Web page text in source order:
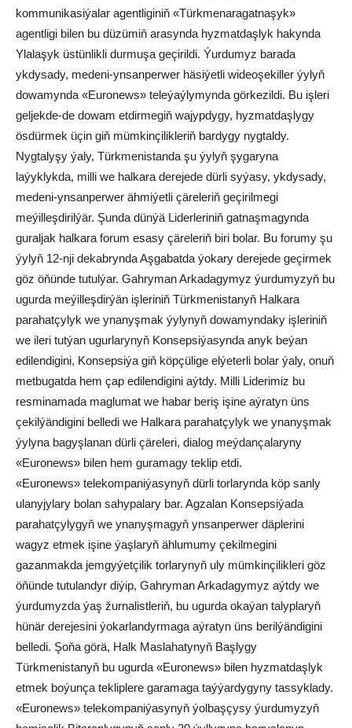
kommunikasiýalar agentliginiň «Türkmenaragatnaşyk»
agentligi bilen bu düzümiň arasynda hyzmatdaşlyk hakynda
Ylalaşyk üstünlikli durmuşa geçirildi. Ýurdumyz barada
ykdysady, medeni-ynsanperwer häsiýetli wideoşekiller ýylyň
dowamynda «Euronews» teleýaýlymynda görkezildi. Bu işleri
geljekde-de dowam etdirmegiň wajypdygy, hyzmatdaşlygy
ösdürmek üçin giň mümkinçilikleriň bardygy nygtaldy.
Nygtalyşy ýaly, Türkmenistanda şu ýylyň şygaryna
laýyklykda, milli we halkara derejede dürli syýasy, ykdysady,
medeni-ynsanperwer ähmiýetli çäreleriň geçirilmegi
meýilleşdirilýär. Şunda dünýä Liderleriniň gatnaşmagynda
guraljak halkara forum esasy çäreleriň biri bolar. Bu forumy şu
ýylyň 12-nji dekabrynda Aşgabatda ýokary derejede geçirmek
göz öňünde tutulýar. Gahryman Arkadagymyz ýurdumyzyň bu
ugurda meýilleşdirýän işleriniň Türkmenistanyň Halkara
parahatçylyk we ynanyşmak ýylynyň dowamyndaky işleriniň
we ileri tutýan ugurlarynyň Konsepsiýasynda anyk beýan
edilendigini, Konsepsiýa giň köpçülige elýeterli bolar ýaly, onuň
metbugatda hem çap edilendigini aýtdy. Milli Liderimiz bu
resminamada maglumat we habar beriş işine aýratyn üns
çekilýändigini belledi we Halkara parahatçylyk we ynanyşmak
ýylyna bagyşlanan dürli çäreleri, dialog meýdançalaryny
«Euronews» bilen hem guramagy teklip etdi.
«Euronews» telekompaniýasynyň dürli torlarynda köp sanly
ulanyjylary bolan sahypalary bar. Agzalan Konsepsiýada
parahatçylygyň we ynanyşmagyň ynsanperwer däplerini
wagyz etmek işine ýaşlaryň ählumumy çekilmegini
gazanmakda jemgyýetçilik torlarynyň uly mümkinçilikleri göz
öňünde tutulandyr diýip, Gahryman Arkadagymyz aýtdy we
ýurdumyzda ýaş žurnalistleriň, bu ugurda okaýan talyplaryň
hünär derejesini ýokarlandyrmaga aýratyn üns berilýändigini
belledi. Şoňa görä, Halk Maslahatynyň Başlygy
Türkmenistanyň bu ugurda «Euronews» bilen hyzmatdaşlyk
etmek boýunça tekliplere garamaga taýýardygyny tassyklady.
«Euronews» telekompaniýasynyň ýolbaşçysy ýurdumyzyň